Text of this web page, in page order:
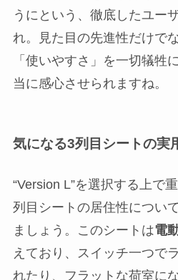
うにという、徹底したユー
れ。見た目の先進性だけで
「使いやすさ」を一切犠牲
当に感心させられますね。
気になる3列目シートの実
“Version L”を選択する上で
列目シートの居住性につい
ましょう。このシートは電
えており、スイッチ一つで
れたり、フラットな荷室に